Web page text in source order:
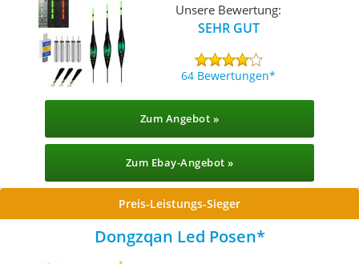
Unsere Bewertung:
SEHR GUT
64 Bewertungen
Zum Angebot »
Zum Ebay-Angebot »
Preis-Leistungs-Sieger
Dongzqan Led Posen